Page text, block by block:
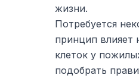
жизни.
Потребуется
принцип влияет
клеток у
подобрать